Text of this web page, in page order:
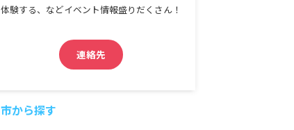
体験する、などイベント情報盛りだくさん！
連絡先
市から探す